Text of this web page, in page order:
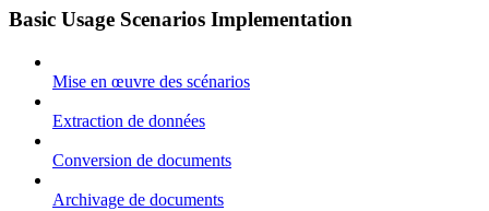
Basic Usage Scenarios Implementation
Mise en œuvre des scénarios
Extraction de données
Conversion de documents
Archivage de documents